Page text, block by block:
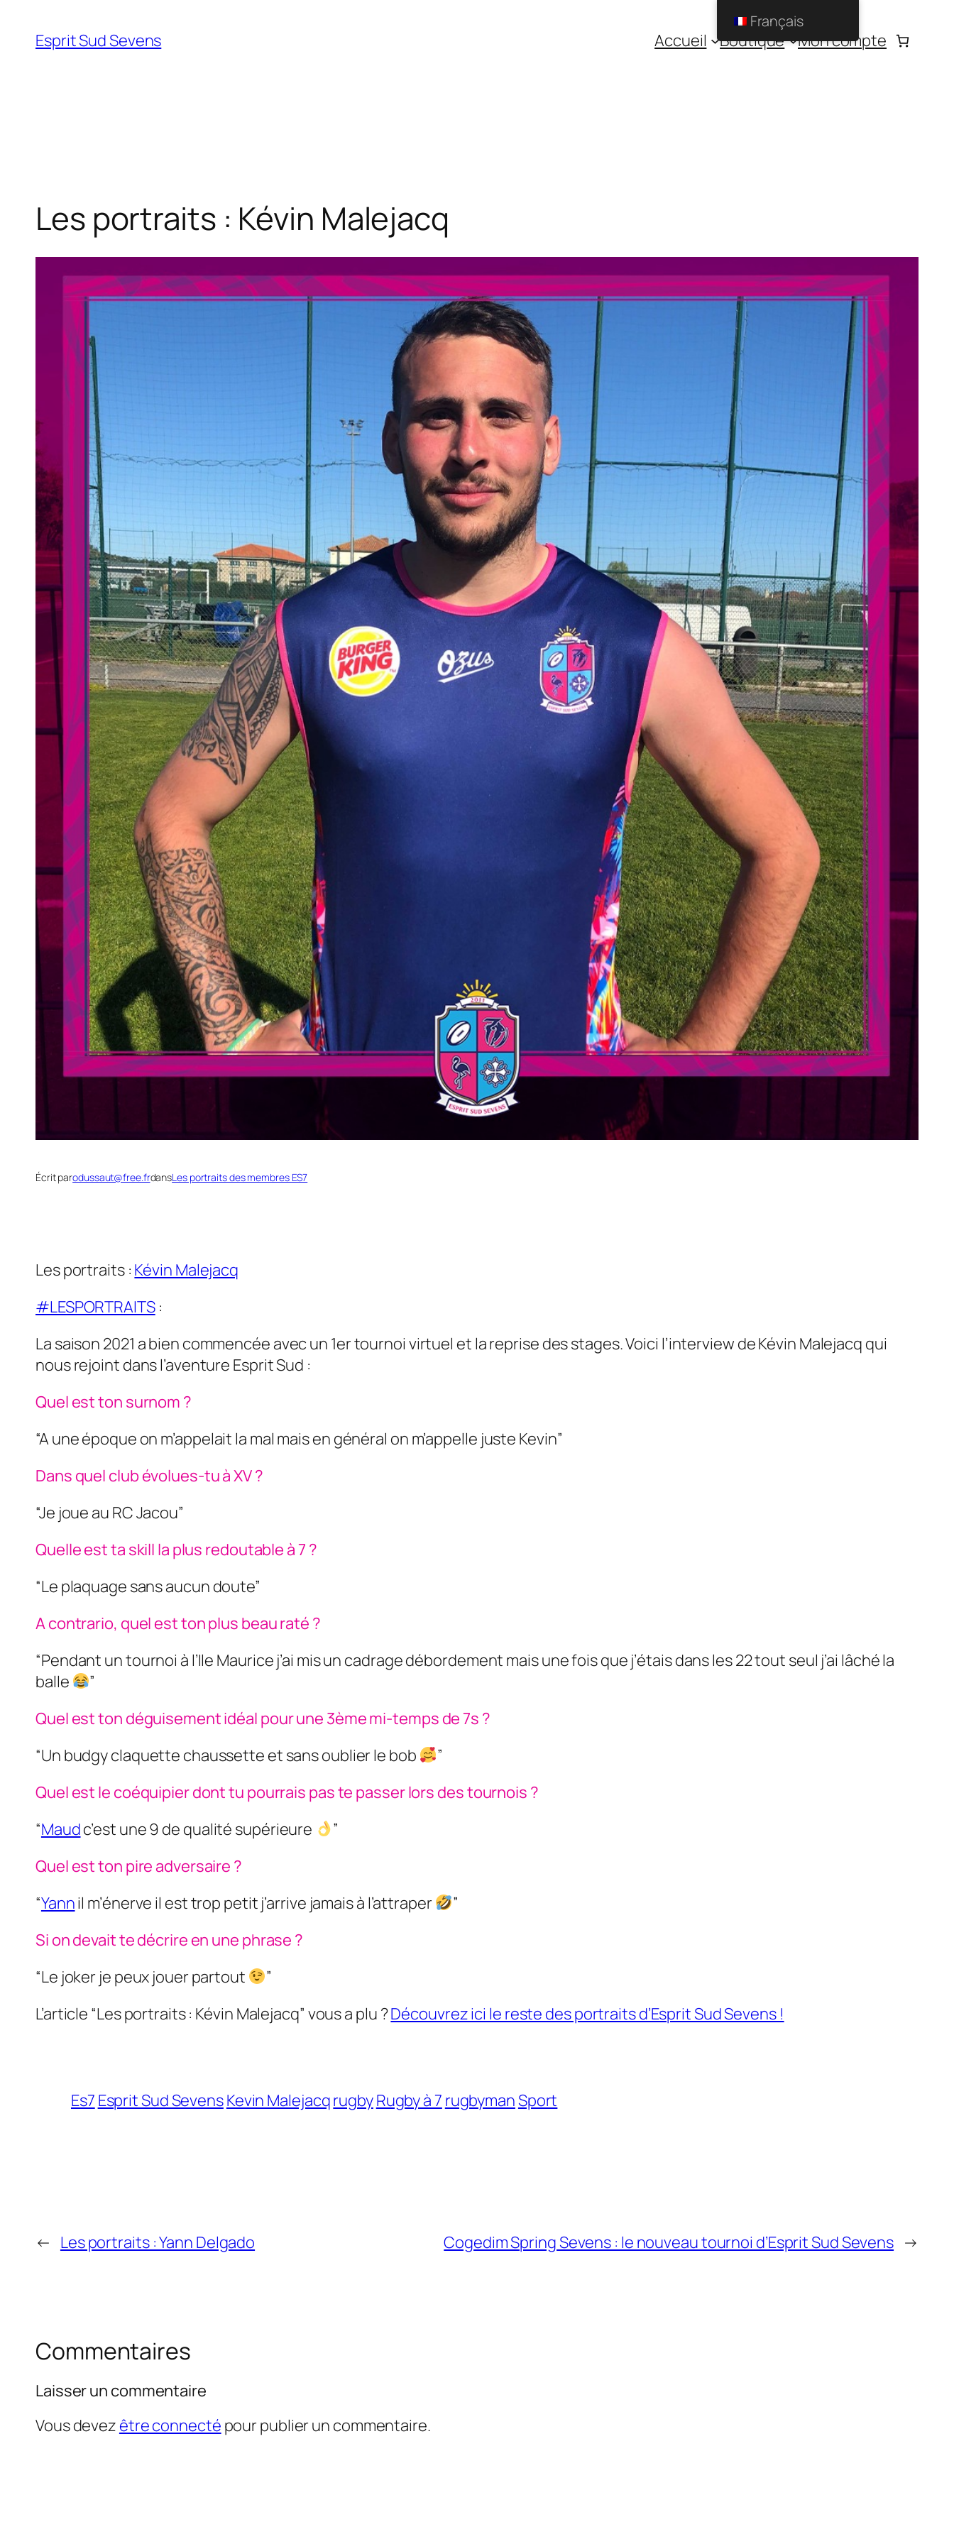
Esprit Sud Sevens Accueil Boutique Mon compte
Les portraits : Kévin Malejacq
Écrit parodussaut@free.frdansLes portraits des membres ES7
Les portraits : Kévin Malejacq
#LESPORTRAITS:
La saison 2021 a bien commencée avec un 1er tournoi virtuel et la reprise des stages. Voici l’interview de Kévin Malejacq qui
nous rejoint dans l’aventure Esprit Sud :
Quel est ton surnom ?
“A une époque on m’appelait la mal mais en général on m’appelle juste Kevin”
Dans quel club évolues-tu à XV ?
“Je joue au RC Jacou”
Quelle est ta skill la plus redoutable à 7 ?
“Le plaquage sans aucun doute”
A contrario, quel est ton plus beau raté ?
“Pendant un tournoi à l’Ile Maurice j’ai mis un cadrage débordement mais une fois que j’étais dans les 22 tout seul j’ai lâché la
balle
”
Quel est ton déguisement idéal pour une 3ème mi-temps de 7s ?
“Un budgy claquette chaussette et sans oublier le bob
”
Quel est le coéquipier dont tu pourrais pas te passer lors des tournois ?
“Maudc’est une 9 de qualité supérieure
”
Quel est ton pire adversaire ?
“Yannil m’énerve il est trop petit j’arrive jamais à l’attraper
”
Si on devait te décrire en une phrase ?
“Le joker je peux jouer partout
”
L’article “Les portraits : Kévin Malejacq” vous a plu ?Découvrez ici le reste des portraits d’Esprit Sud Sevens !
Es7 Esprit Sud SevensKevin MalejacqrugbyRugby à 7 rugbymanSport
← Les portraits : Yann Delgado Cogedim Spring Sevens : le nouveau tournoi d’Esprit Sud Sevens →
Commentaires
Laisser un commentaire
Vous devez être connecté pour publier un commentaire.
Français